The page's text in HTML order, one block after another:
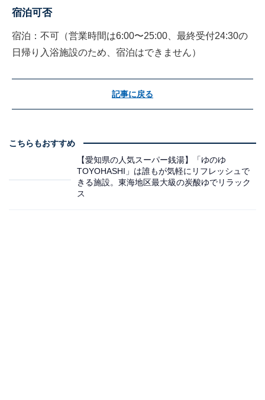
宿泊可否
宿泊：不可（営業時間は6:00〜25:00、最終受付24:30の
日帰り入浴施設のため、宿泊はできません）
記事に戻る
こちらもおすすめ
【愛知県の人気スーパー銭湯】「ゆのゆ
TOYOHASHI」は誰もが気軽にリフレッシュで
きる施設。東海地区最大級の炭酸ゆでリラック
ス